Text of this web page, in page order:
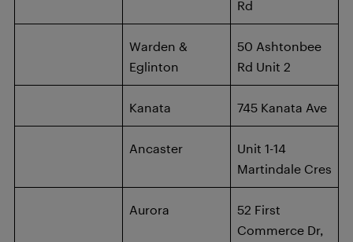
Rd
Warden &
Eglinton
50 Ashtonbee
Rd Unit 2
Kanata 745 Kanata Ave
Ancaster
Unit 1-14
Martindale Cres
Aurora
52 First
Commerce Dr,